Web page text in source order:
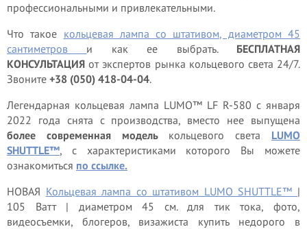
профессиональными и привлекательными.
Что такое кольцевая лампа со штативом, диаметром 45
сантиметров и как ее выбрать. БЕСПЛАТНАЯ
КОНСУЛЬТАЦИЯ от экспертов рынка кольцевого света 24/7.
Звоните +38 (050) 418-04-04.
Легендарная кольцевая лампа LUMO™ LF R-580 с января
2022 года снята с производства, вместо нее выпущена
более современная моделькольцевого света LUMO
SHUTTLE™, с характеристиками которого Вы можете
ознакомиться по ссылке.
НОВАЯ Кольцевая лампа со штативом LUMO SHUTTLE™ |
105 Ватт | диаметром 45 см. для тик тока, фото,
видеосъемки, блогеров, визажиста купить недорого в